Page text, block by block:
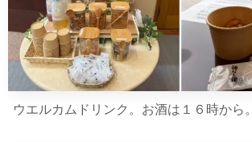
ウエルカムドリンク。お酒は１６時から。